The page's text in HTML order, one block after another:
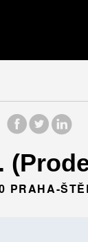
PRAHA-